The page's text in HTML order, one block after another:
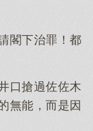
閣下治罪！都
口搶過佐佐木
無能，而是因